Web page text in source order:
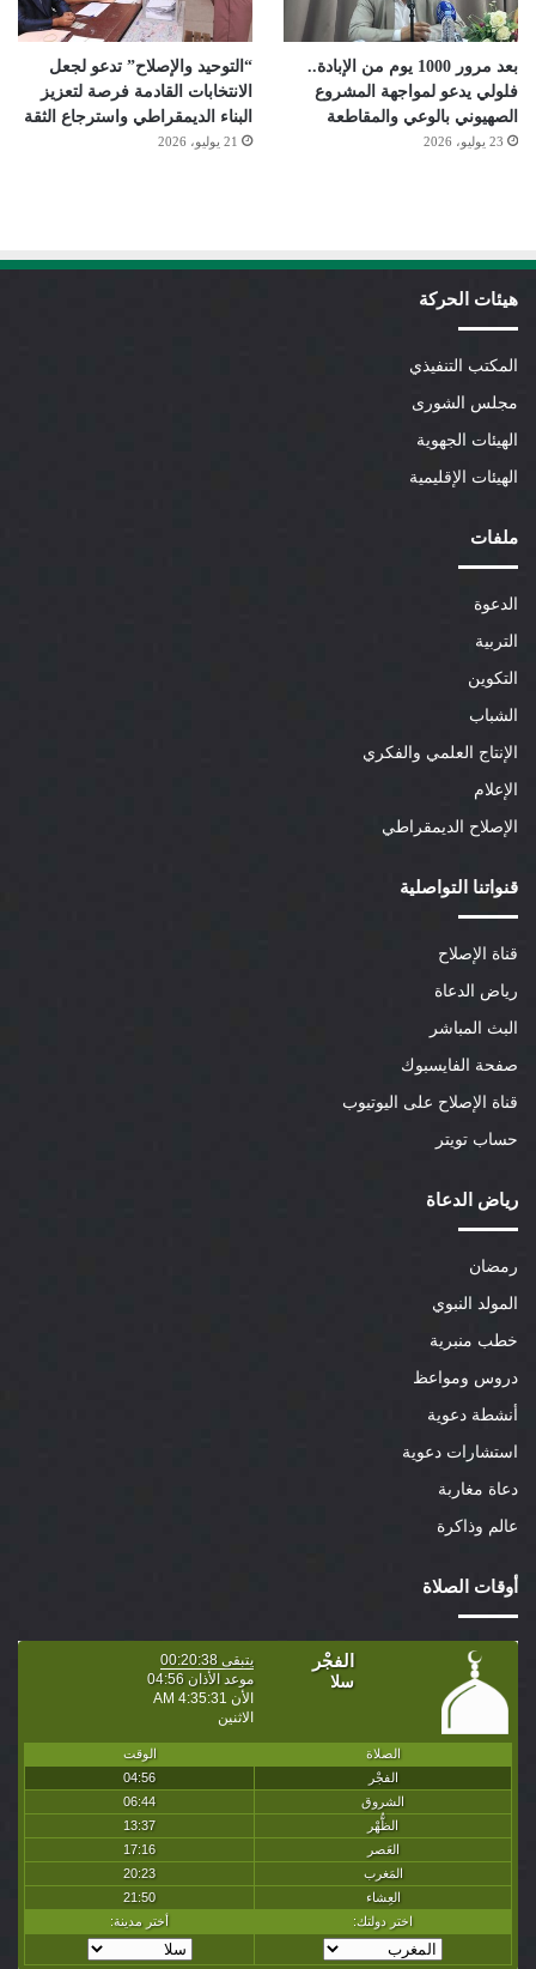
بعد مرور 1000 يوم من الإبادة..
فلولي يدعو لمواجهة المشروع
الصهيوني بالوعي والمقاطعة
23 يوليو، 2026
“التوحيد والإصلاح” تدعو لجعل
الانتخابات القادمة فرصة لتعزيز
البناء الديمقراطي واسترجاع الثقة
21 يوليو، 2026
هيئات الحركة
المكتب التنفيذي
مجلس الشورى
الهيئات الجهوية
الهيئات الإقليمية
ملفات
الدعوة
التربية
التكوين
الشباب
الإنتاج العلمي والفكري
الإعلام
الإصلاح الديمقراطي
قنواتنا التواصلية
قناة الإصلاح
رياض الدعاة
البث المباشر
صفحة الفايسبوك
قناة الإصلاح على اليوتيوب
حساب تويتر
رياض الدعاة
رمضان
المولد النبوي
خطب منبرية
دروس ومواعظ
أنشطة دعوية
استشارات دعوية
دعاة مغاربة
عالم وذاكرة
أوقات الصلاة